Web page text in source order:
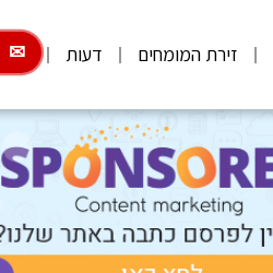
זירת המומחים דעות